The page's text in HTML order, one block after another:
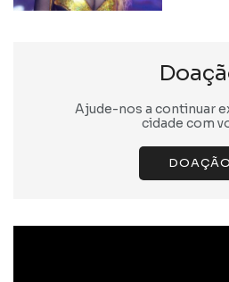
Ajude-nos a continuar
cidade com
DOAÇÃO